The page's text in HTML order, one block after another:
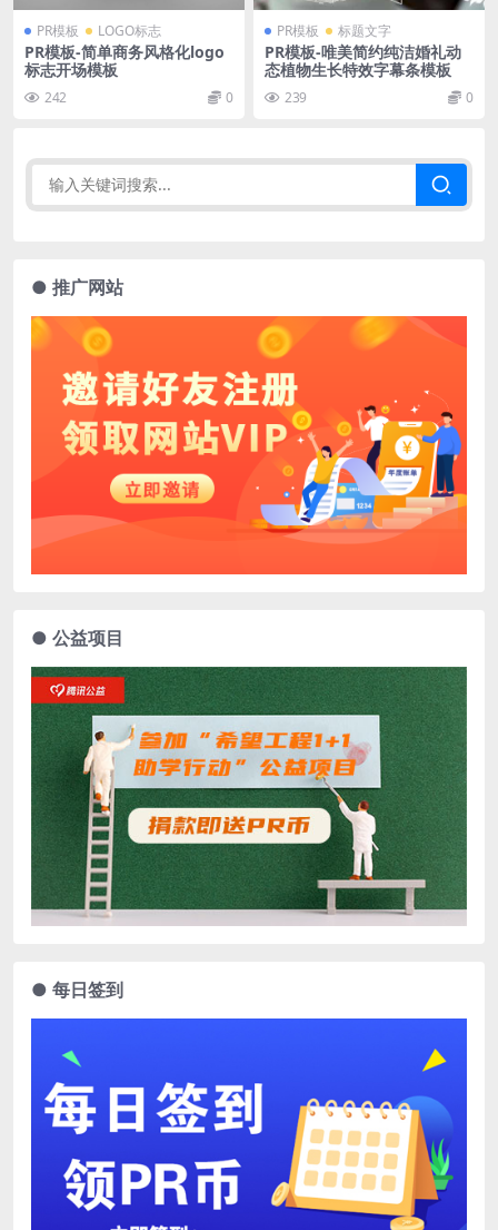
PR模板 LOGO标志
PR模板-简单商务风格化logo
标志开场模板
242 0
PR模板 标题文字
PR模板-唯美简约纯洁婚礼动
态植物生长特效字幕条模板
239 0
● 推广网站
● 公益项目
● 每日签到